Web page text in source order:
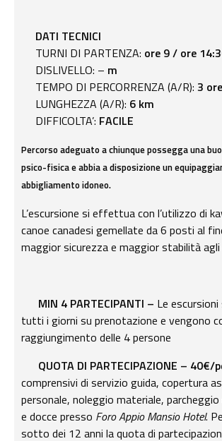
DATI TECNICI
TURNI DI PARTENZA: ore 9 / ore
DISLIVELLO: – m
TEMPO DI PERCORRENZA (A/R): 3 ore
LUNGHEZZA (A/R): 6 km
DIFFICOLTA’: FACILE
Percorso adeguato a chiunque possegga una
psico-fisica e abbia a disposizione un
abbigliamento idoneo.
L’escursione si effettua con l’utilizzo di
canoe canadesi gemellate da 6 posti al
maggior sicurezza e maggior stabilità
MIN 4 PARTECIPANTI – Le
tutti i giorni su prenotazione e vengono
raggiungimento delle 4 persone
QUOTA DI PARTECIPAZIONE – 40€/
comprensivi di servizio guida, copertura
personale, noleggio materiale,
e docce presso Foro Appio Mansio Hotel.
sotto dei 12 anni la quota di